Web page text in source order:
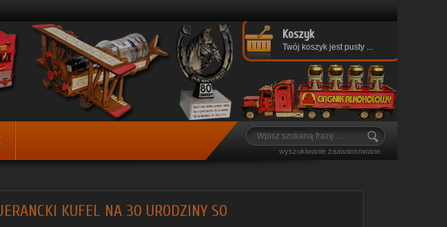
Koszyk
Twój koszyk jest pusty ...
wyszukiwanie zaawansowane
KUFEL NA 30 URODZINY SO